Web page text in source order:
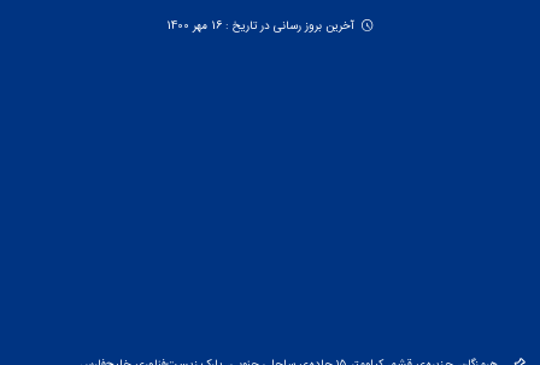
آخرین بروز رسانی در تاریخ : 16 مهر 1400